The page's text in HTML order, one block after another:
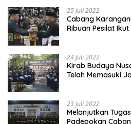
25 Juli 2022
Cabang
Ribuan Pesilat
24 Juli 2022
Kirab Budaya
Telah Memasuki
23 Juli 2022
Melanjutkan
Padepokan